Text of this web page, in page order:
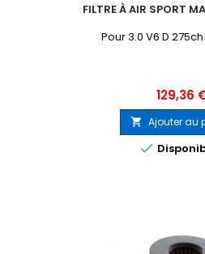
FILTRE À AIR SPORT
Pour 3.0 V6 D 275ch
Prix
129,36
 Ajouter au
